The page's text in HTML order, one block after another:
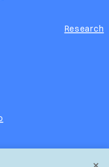
Research